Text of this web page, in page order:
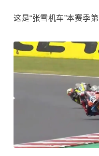
这是“张雪机车”本赛季